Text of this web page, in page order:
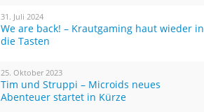
31. Juli 2024
We are back! – Krautgaming haut wieder in
die Tasten
25. Oktober 2023
Tim und Struppi – Microids neues
Abenteuer startet in Kürze